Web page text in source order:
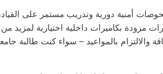
أمنية دورية وتدريب مستمر على القيادة
مزودة بكاميرات داخلية اختيارية لمزيد من
والالتزام بالمواعيد – سواء كنت طالبة